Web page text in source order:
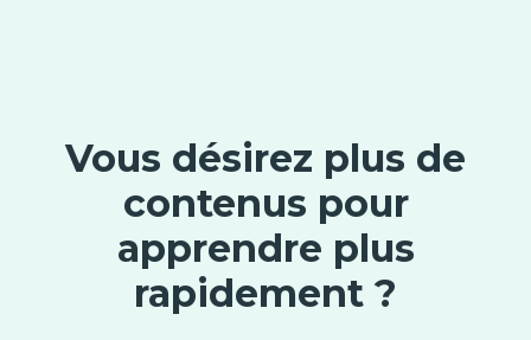
Vous désirez plus de
contenus pour
apprendre plus
rapidement ?